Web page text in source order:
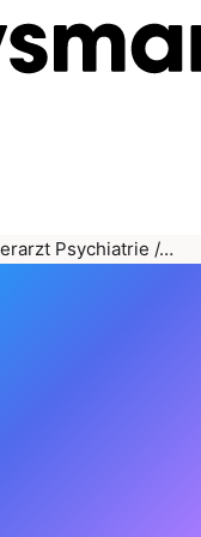
Psychiatrie /…